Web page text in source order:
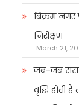
बिक्रम
निरीक्षण
March 21,
जब-जब
वृद्धि होती